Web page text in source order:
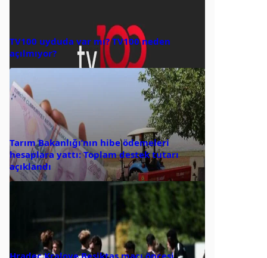
TV100 uyduda var mı? TV100 neden
açılmıyor?
Tarım Bakanlığı’nın hibe ödemeleri
hesaplara yattı: Toplam destek tutarı
açıklandı
Hradec Kralove Beşiktaş maçı öncesi